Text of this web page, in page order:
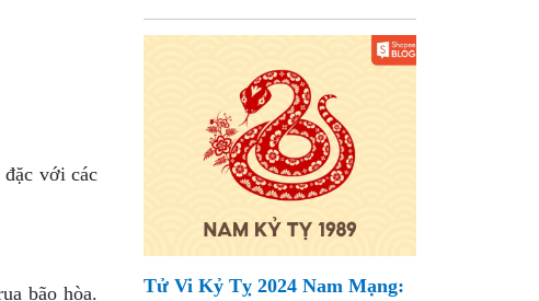
với các
bão hòa.
Tử Vi Kỷ Tỵ 2024 Nam Mạng: